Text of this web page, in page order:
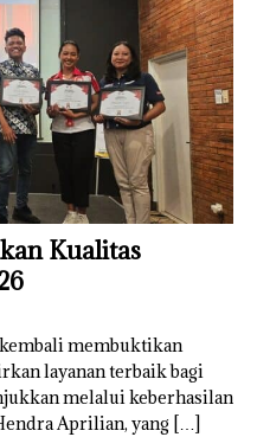
Kualitas
membuktikan
layanan terbaik bagi
melalui keberhasilan
Aprilian, yang […]